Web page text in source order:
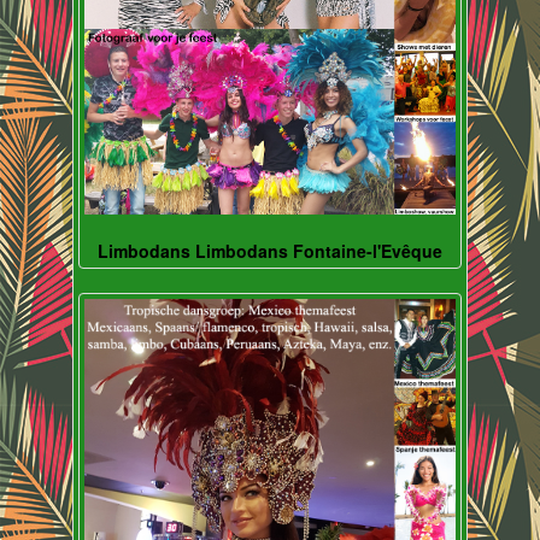
Limbodans Limbodans Fontaine-l'Evêque